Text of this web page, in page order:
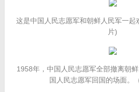
这是中国人民志愿军和朝鲜人民军一起
片)
1958年，中国人民志愿军全部撤离朝
国人民志愿军回国的场面。